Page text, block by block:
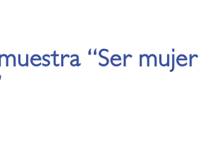
“Ser mujer